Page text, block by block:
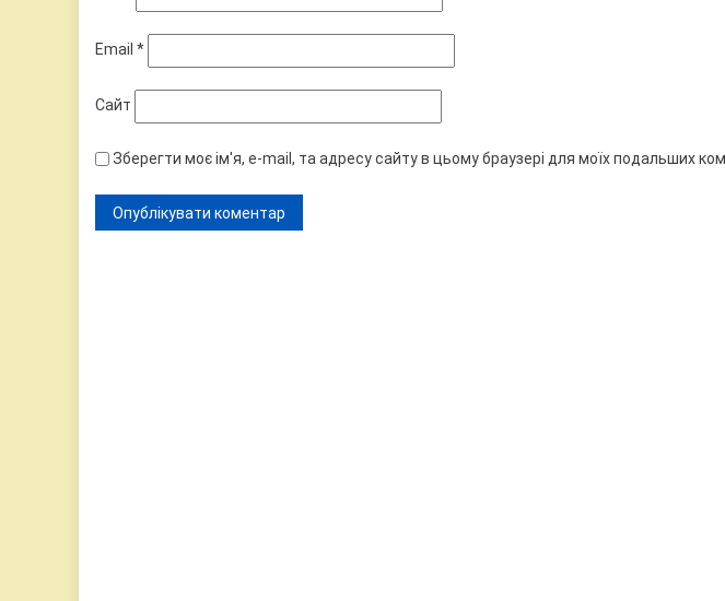
Email *
Сайт
Зберегти моє ім'я, e-mail, та адресу сайту в цьому браузері для моїх подальших